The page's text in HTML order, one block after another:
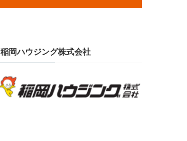
稲岡ハウジング株式会社